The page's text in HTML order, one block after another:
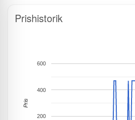
Prishistorik
200
400
600
Pris